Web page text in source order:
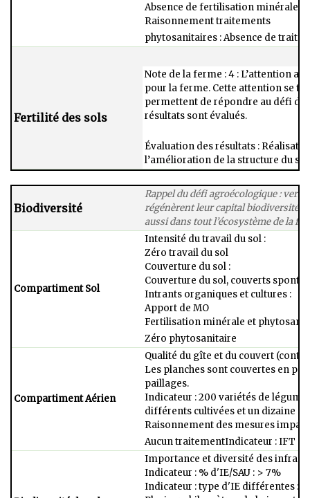
Absence de fertilisation minérale​
Raisonnement traitements​
phytosanitaires : ​Absence de
Fertilité des sols
Note de la ferme : 4 : L’attention
pour la ferme. Cette attention se
permettent de répondre au défi
résultats sont évalués.​
Évaluation des résultats :
l’amélioration de la structure du sol.
Biodiversité
Rappel du défi agroécologique : vers
régénèrent leur capital biodiversité
aussi dans tout l’écosystème de la
Compartiment Sol
Intensité du travail du sol :​
Zéro travail du sol​
Couverture du sol :​
Couverture du sol, couverts
Intrants organiques et cultures :​
Apport de MO​
Fertilisation minérale et
Zéro phytosanitaire
Compartiment Aérien
Qualité du gîte et du couvert
Les planches sont couvertes en
paillages.​
Indicateur : 200 variétés de
différents cultivées et un dizaine
Raisonnement des mesures
Aucun traitement​Indicateur : IFT =
Importance et diversité des
Indicateur : % d'IE/SAU : > 7%​
Indicateur : type d'IE différentes :